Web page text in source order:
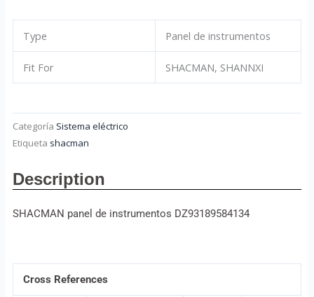
Type Panel de instrumentos
Fit For SHACMAN, SHANNXI
Categoría Sistema eléctrico
Etiqueta shacman
Description
SHACMAN panel de instrumentos DZ93189584134
Cross References